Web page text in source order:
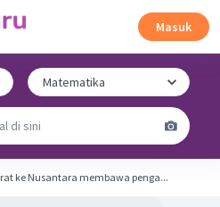
Masuk
ke Nusantara membawa penga...